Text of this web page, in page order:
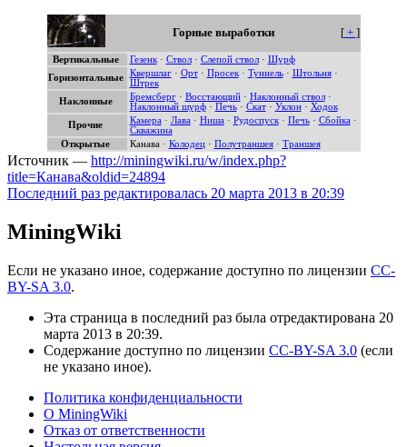
[+ ]
Горные выработки
Вертикальные Гезенк· Ствол· Слепой ствол· Шурф
Горизонтальные
Квершлаг· Орт· Просек· Туннель· Штольня·
Штрек
Наклонные
Бремсберг· Восстающий· Наклонный ствол·
Наклонный шурф· Печь· Скат· Уклон· Ходок
Прочие
Камера· Лава· Ниша· Рудоспуск· Печь· Сбойка·
Скважина
Открытые
Канава· Колодец· Полутраншея· Траншея
Источник — http://miningwiki.ru/w/index.php?
title=Канава&oldid=24894
Последний раз редактировалась 20 марта 2013 в 20:39
MiningWiki
Если не указано иное, содержание доступно по лицензии CC-
BY-SA 3.0.
Эта страница в последний раз была отредактирована 20
марта 2013 в 20:39.
Содержание доступно по лицензии CC-BY-SA 3.0 (если
не указано иное).
Политика конфиденциальности
О MiningWiki
Отказ от ответственности